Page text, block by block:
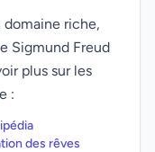
riche,
Sigmund Freud
plus sur les
:
des rêves